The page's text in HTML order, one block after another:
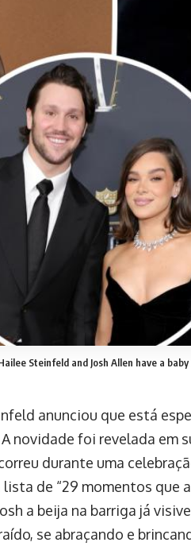
Steinfeld and Josh Allen have a
anunciou que está
A novidade foi revelada
durante uma
de “29 momentos que
a beija na barriga já
se abraçando e